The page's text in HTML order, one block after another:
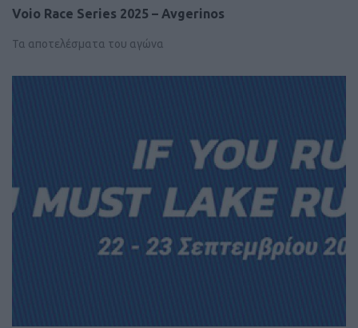
Voio Race Series 2025 – Avgerinos
Τα αποτελέσματα του αγώνα